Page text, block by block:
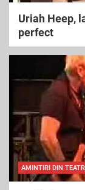
Uriah Heep,
perfect
AMINTIRI DIN